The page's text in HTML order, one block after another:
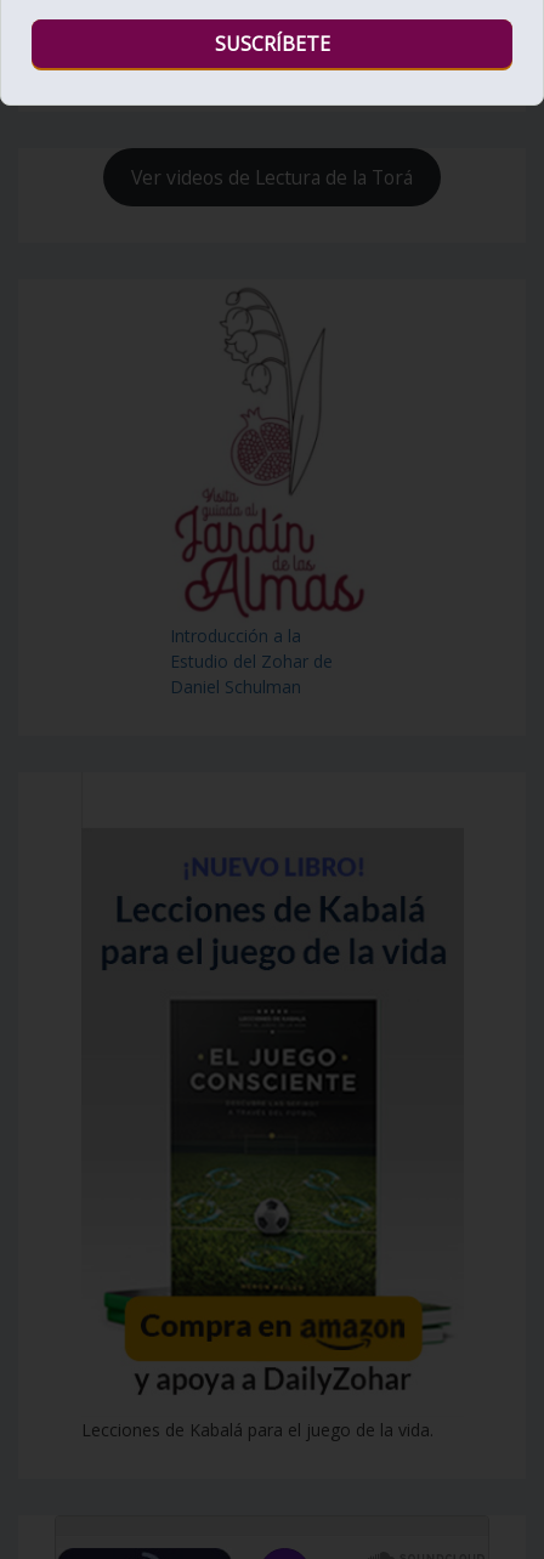
Bienvenido al Zohar
Ver videos de Lectura de la Torá
Introducción a la
Estudio del Zohar de
Daniel Schulman
Lecciones de Kabalá para el juego de la vida.